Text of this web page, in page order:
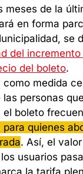
meses de la
en forma
se
del
del boleto.
medida
personas
el boleto
quienes
. Así, el
usuarios
la tarifa